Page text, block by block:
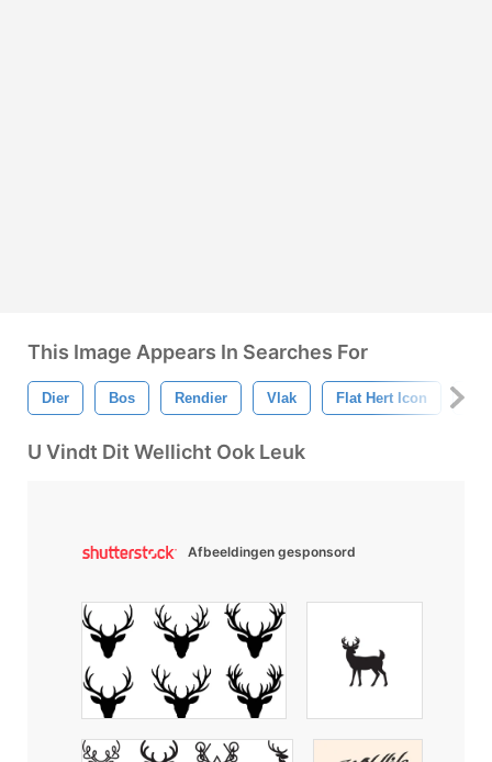
This Image Appears In Searches For
Dier Bos Rendier Vlak Flat Hert Icon
U Vindt Dit Wellicht Ook Leuk
Afbeeldingen gesponsord